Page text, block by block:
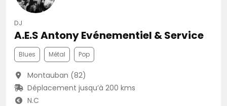
DJ
A.E.S Antony Evénementiel & Service
Blues Métal Pop
Montauban (82)
Déplacement jusqu’à 200 kms
N.C